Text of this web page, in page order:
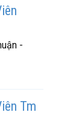
-
Tm